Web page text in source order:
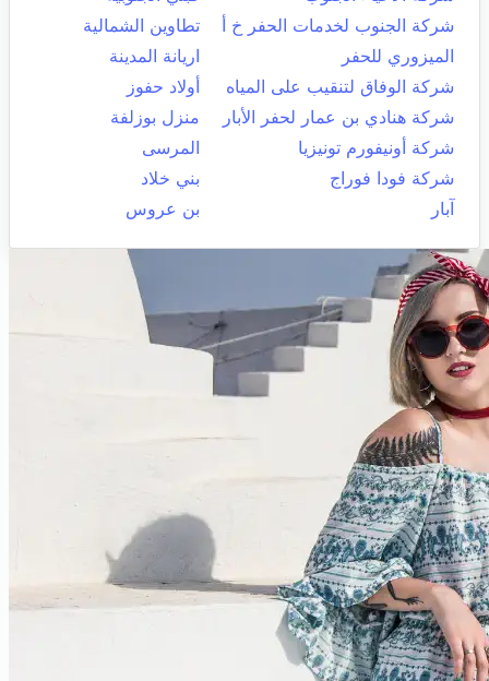
شركة الجنوب لخدمات الحفر خ أ
تطاوين الشمالية
الميزوري للحفر
اريانة المدينة
شركة الوفاق لتنقيب على المياه
أولاد حفوز
شركة هنادي بن عمار لحفر الأبار
منزل بوزلفة
شركة أونيفورم تونيزيا
المرسى
شركة فودا فوراج
بني خلاد
آبار
بن عروس